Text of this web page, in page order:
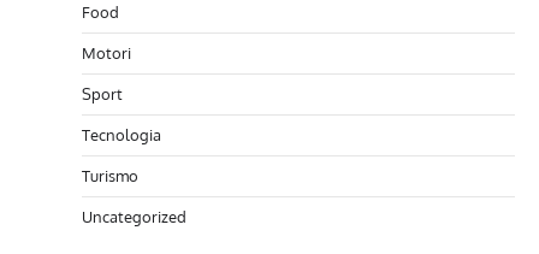
Food
Motori
Sport
Tecnologia
Turismo
Uncategorized